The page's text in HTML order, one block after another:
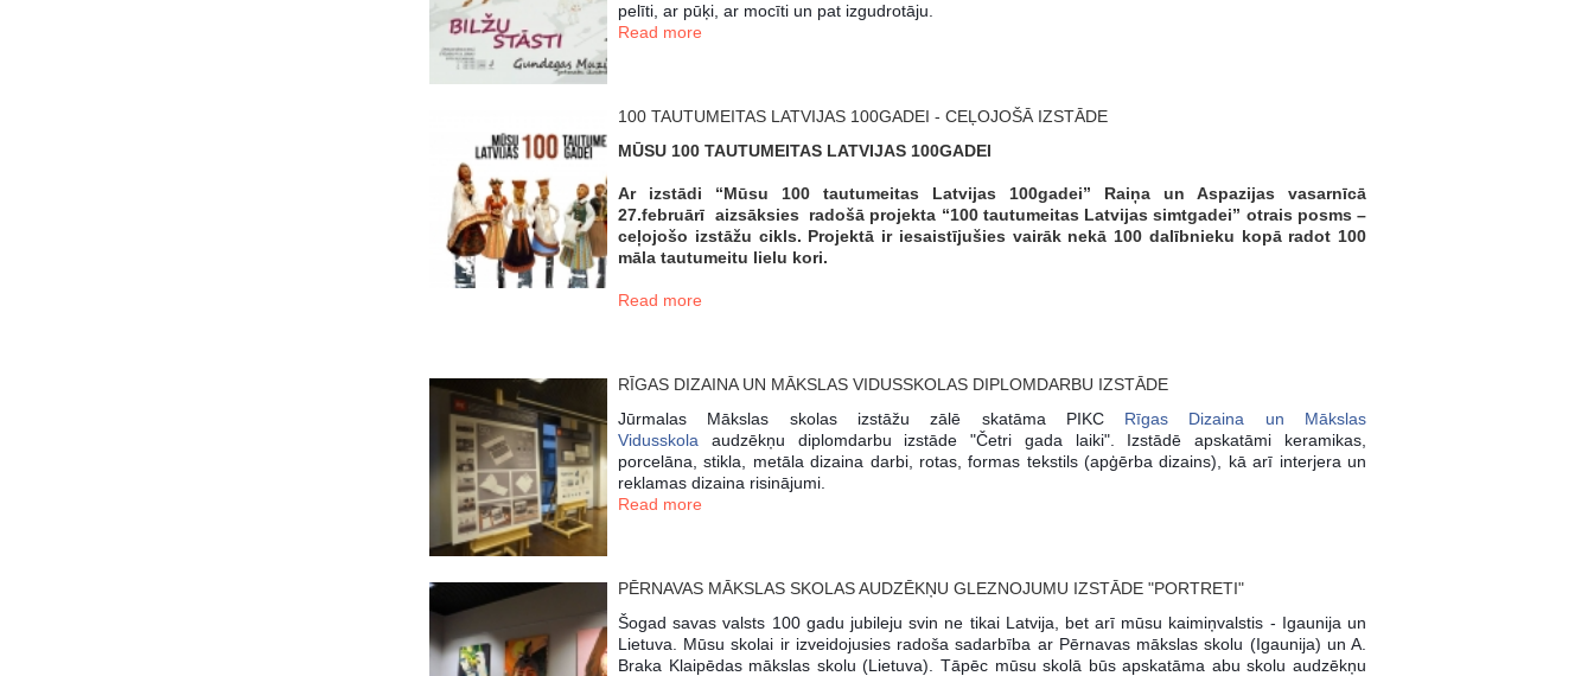
pelīti, ar pūķi, ar mocīti un pat izgudrotāju.
Read more
100 TAUTUMEITAS LATVIJAS 100GADEI - CEĻOJOŠĀ IZSTĀDE
MŪSU 100 TAUTUMEITAS LATVIJAS 100GADEI
Ar izstādi “Mūsu 100 tautumeitas Latvijas 100gadei” Raiņa un Aspazijas vasarnīcā
27.februārī aizsāksies radošā projekta “100 tautumeitas Latvijas simtgadei” otrais posms –
ceļojošo izstāžu cikls. Projektā ir iesaistījušies vairāk nekā 100 dalībnieku kopā radot 100
māla tautumeitu lielu kori.
Read more
RĪGAS DIZAINA UN MĀKSLAS VIDUSSKOLAS DIPLOMDARBU IZSTĀDE
Jūrmalas Mākslas skolas izstāžu zālē skatāma PIKC Rīgas Dizaina un Mākslas
Vidusskola audzēkņu diplomdarbu izstāde "Četri gada laiki". Izstādē apskatāmi keramikas,
porcelāna, stikla, metāla dizaina darbi, rotas, formas tekstils (apģērba dizains), kā arī interjera un
reklamas dizaina risinājumi.
Read more
PĒRNAVAS MĀKSLAS SKOLAS AUDZĒKŅU GLEZNOJUMU IZSTĀDE "PORTRETI"
Šogad savas valsts 100 gadu jubileju svin ne tikai Latvija, bet arī mūsu kaimiņvalstis - Igaunija un
Lietuva. Mūsu skolai ir izveidojusies radoša sadarbība ar Pērnavas mākslas skolu (Igaunija) un A.
Braka Klaipēdas mākslas skolu (Lietuva). Tāpēc mūsu skolā būs apskatāma abu skolu audzēkņu